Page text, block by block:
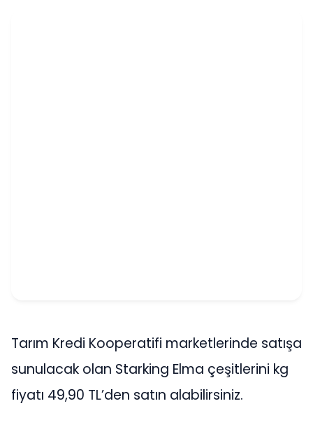
Tarım Kredi Kooperatifi marketlerinde satışa
sunulacak olan Starking Elma çeşitlerini kg
fiyatı 49,90 TL’den satın alabilirsiniz.